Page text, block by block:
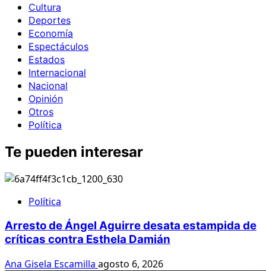
Cultura
Deportes
Economía
Espectáculos
Estados
Internacional
Nacional
Opinión
Otros
Política
Te pueden interesar
Política
Arresto de Ángel Aguirre desata estampida de
críticas contra Esthela Damián
Ana Gisela Escamilla agosto 6, 2026